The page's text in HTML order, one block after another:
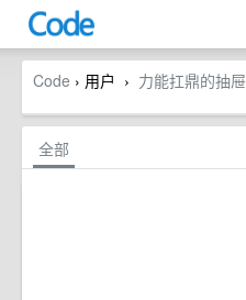
Code › 用户 › 力能扛鼎的抽屉
全部